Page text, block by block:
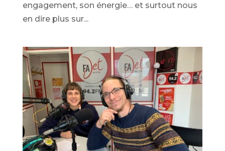
engagement, son énergie… et surtout nous
en dire plus sur...